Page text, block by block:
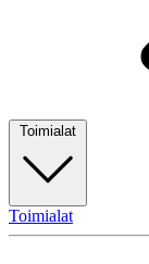
Toimialat
Toimialat